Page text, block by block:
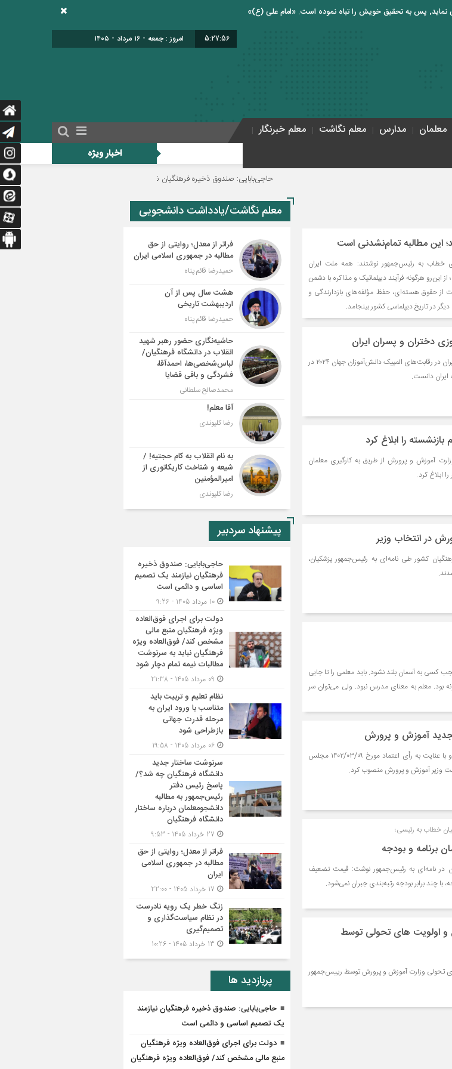
5:27:56 امروز : جمعه - ۱۶ مرداد - ۱۴۰۵
معلمان مدارس معلم نگاشت
معلم خبرنگار
اخبار ویژه
حاجی‌بابایی: صندوق ذخیره فرهنگیان نیازمند یک تصمیم اساسی و دائمی است دولت
این مطالبه تمام‌نشدنی است
خطاب به رئیس‌جمهور نوشتند: همه ملت ایران
هرگونه فرآیند دیپلماتیک و مذاکره با دشمن
از حقوق هسته‌ای، حفظ مؤلفه‌های بازدارندگی و
در تاریخ دیپلماسی کشور بینجامد.
دختران و پسران ایران
رئیس‌جمهور در پیامی با تبریک موفقیت دختران و پسران ایران در رقابت‌های المپیک دانش‌آموزان جهان ۲۰۲۴ در
دانست.
آموزش و پرورش از طریق به کارگیری معلمان
در انتخاب وزیر
فرهنگیان کشور طی نامه‌ای به رئیس‌جمهور پزشکیان،
کسی به آسمان بلند نشود. باید معلمی را تا جایی
بود. معلم به معنای مدرس نبود. ولی می‌توان سر
جدید آموزش و پرورش
رئیس جمهور با استناد به اصول ۸۷ و ۱۳۳ قانون اساسی و با عنایت به رأی اعتماد مورخ ۱۴۰۲/۰۳/۰۹ مجلس
وزیر آموزش و پرورش منصوب کرد.
خطاب به رئیسی؛
برنامه و بودجه
در نامه‌ای به رئیس‌جمهور نوشت: قیمت تضعیف
با چند برابر بودجه رتبه‌بندی جبران نمی‌شود.
و اولویت های تحولی توسط
تحولی وزارت آموزش و پرورش توسط رییس‌جمهور
معلم نگاشت/یادداشت دانشجویی
فراتر از معدل؛ روایتی از حق
مطالبه در جمهوری اسلامی ایران
حمیدرضا قائم پناه
هشت سال پس از آن
اردیبهشت تاریخی
حمیدرضا قائم پناه
حاشیه‌نگاری حضور رهبر شهید
انقلاب در دانشگاه فرهنگیان/
لباس‌شخصی‌ها، احمدآقا،
فشردگی و باقی قضایا
محمدصالح سلطانی
آقا معلم!
رضا کلیوندی
به نام انقلاب به کام حجتیه! /
شیعه و شناخت کاریکاتوری از
امیرالمؤمنین
رضا کلیوندی
پیشنهاد سردبیر
حاجی‌بابایی: صندوق ذخیره
فرهنگیان نیازمند یک تصمیم
اساسی و دائمی است
دولت برای اجرای فوق‌العاده
ویژه فرهنگیان منبع مالی
مشخص کند/ فوق‌العاده ویژه
فرهنگیان نباید به سرنوشت
مطالبات نیمه‌ تمام دچار شود
نظام تعلیم و تربیت باید
متناسب با ورود ایران به
مرحله قدرت جهانی
بازطراحی شود
سرنوشت ساختار جدید
دانشگاه فرهنگیان چه شد؟/
پاسخ رئیس دفتر
رئیس‌جمهور به مطالبه
دانشجومعلمان درباره ساختار
دانشگاه فرهنگیان
فراتر از معدل؛ روایتی از حق
مطالبه در جمهوری اسلامی
ایران
زنگ خطر یک رویه نادرست
در نظام سیاست‌گذاری و
تصمیم‌گیری
پربازدید ها
حاجی‌بابایی: صندوق ذخیره فرهنگیان نیازمند
یک تصمیم اساسی و دائمی است
دولت برای اجرای فوق‌العاده ویژه فرهنگیان
منبع مالی مشخص کند/ فوق‌العاده ویژه فرهنگیان